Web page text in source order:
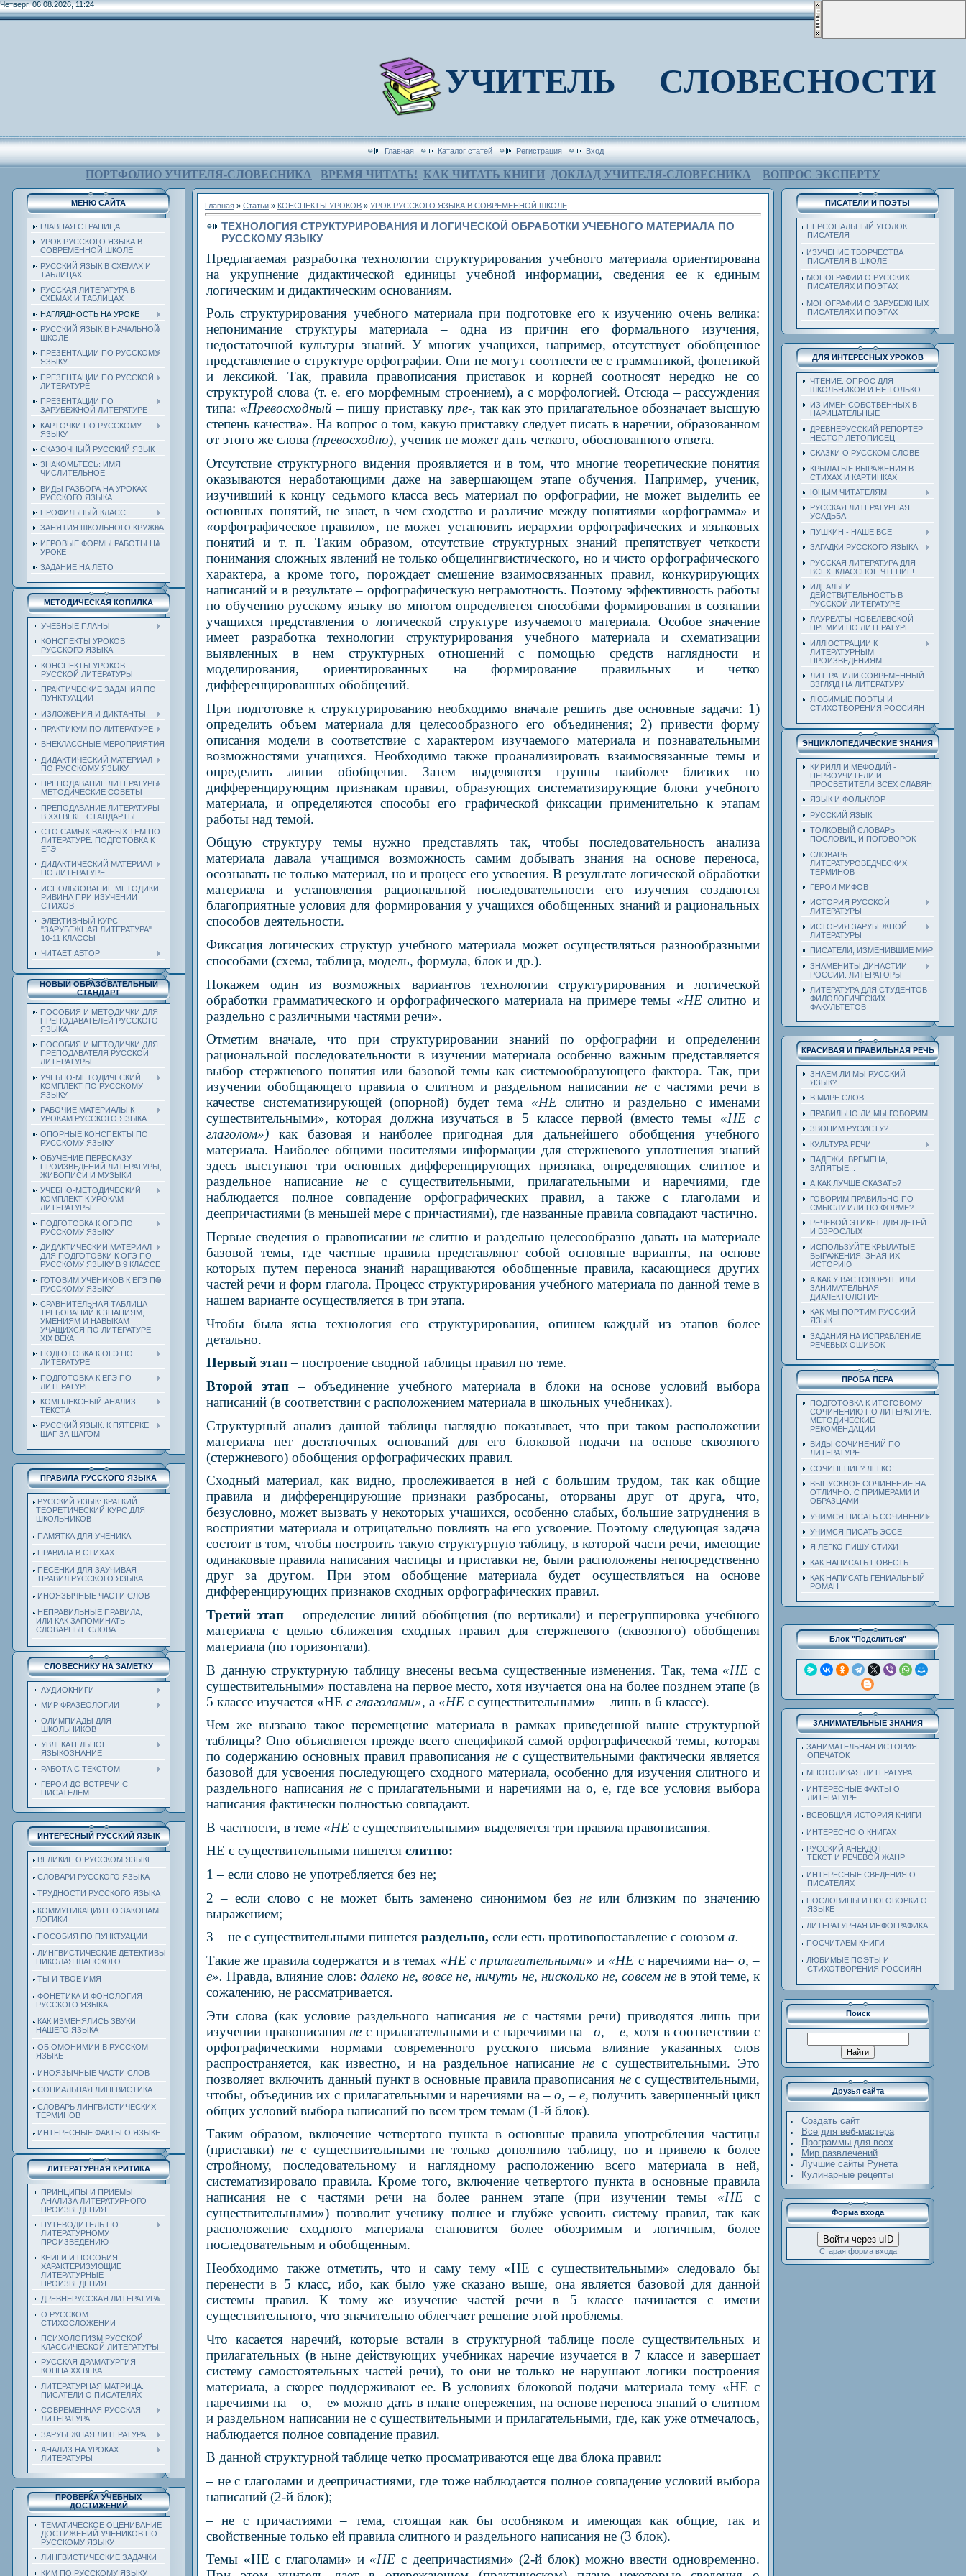
Четверг, 06.08.2026, 11:24
УЧИТЕЛЬ СЛОВЕСНОСТИ
Главная Каталог статей Регистрация Вход
ПОРТФОЛИО УЧИТЕЛЯ-СЛОВЕСНИКА ВРЕМЯ ЧИТАТЬ! КАК ЧИТАТЬ КНИГИ ДОКЛАД УЧИТЕЛЯ-СЛОВЕСНИКА ВОПРОС ЭКСПЕРТУ
МЕНЮ САЙТА
ГЛАВНАЯ СТРАНИЦА
УРОК РУССКОГО ЯЗЫКА В
СОВРЕМЕННОЙ ШКОЛЕ
РУССКИЙ ЯЗЫК В СХЕМАХ И
ТАБЛИЦАХ
РУССКАЯ ЛИТЕРАТУРА В
СХЕМАХ И ТАБЛИЦАХ
НАГЛЯДНОСТЬ НА УРОКЕ
РУССКИЙ ЯЗЫК В НАЧАЛЬНОЙ
ШКОЛЕ
ПРЕЗЕНТАЦИИ ПО РУССКОМУ
ЯЗЫКУ
ПРЕЗЕНТАЦИИ ПО РУССКОЙ
ЛИТЕРАТУРЕ
ПРЕЗЕНТАЦИИ ПО
ЗАРУБЕЖНОЙ ЛИТЕРАТУРЕ
КАРТОЧКИ ПО РУССКОМУ
ЯЗЫКУ
СКАЗОЧНЫЙ РУССКИЙ ЯЗЫК
ЗНАКОМЬТЕСЬ: ИМЯ
ЧИСЛИТЕЛЬНОЕ
ВИДЫ РАЗБОРА НА УРОКАХ
РУССКОГО ЯЗЫКА
ПРОФИЛЬНЫЙ КЛАСС
ЗАНЯТИЯ ШКОЛЬНОГО КРУЖКА
ИГРОВЫЕ ФОРМЫ РАБОТЫ НА
УРОКЕ
ЗАДАНИЕ НА ЛЕТО
МЕТОДИЧЕСКАЯ КОПИЛКА
УЧЕБНЫЕ ПЛАНЫ
КОНСПЕКТЫ УРОКОВ
РУССКОГО ЯЗЫКА
КОНСПЕКТЫ УРОКОВ
РУССКОЙ ЛИТЕРАТУРЫ
ПРАКТИЧЕСКИЕ ЗАДАНИЯ ПО
ПУНКТУАЦИИ
ИЗЛОЖЕНИЯ И ДИКТАНТЫ
ПРАКТИКУМ ПО ЛИТЕРАТУРЕ
ВНЕКЛАССНЫЕ МЕРОПРИЯТИЯ
ДИДАКТИЧЕСКИЙ МАТЕРИАЛ
ПО РУССКОМУ ЯЗЫКУ
ПРЕПОДАВАНИЕ ЛИТЕРАТУРЫ.
МЕТОДИЧЕСКИЕ СОВЕТЫ
ПРЕПОДАВАНИЕ ЛИТЕРАТУРЫ
В XXI ВЕКЕ. СТАНДАРТЫ
СТО САМЫХ ВАЖНЫХ ТЕМ ПО
ЛИТЕРАТУРЕ. ПОДГОТОВКА К
ЕГЭ
ДИДАКТИЧЕСКИЙ МАТЕРИАЛ
ПО ЛИТЕРАТУРЕ
ИСПОЛЬЗОВАНИЕ МЕТОДИКИ
РИВИНА ПРИ ИЗУЧЕНИИ
СТИХОВ
ЭЛЕКТИВНЫЙ КУРС
"ЗАРУБЕЖНАЯ ЛИТЕРАТУРА".
10-11 КЛАССЫ
ЧИТАЕТ АВТОР
НОВЫЙ ОБРАЗОВАТЕЛЬНЫЙ
СТАНДАРТ
ПОСОБИЯ И МЕТОДИЧКИ ДЛЯ
ПРЕПОДАВАТЕЛЕЙ РУССКОГО
ЯЗЫКА
ПОСОБИЯ И МЕТОДИЧКИ ДЛЯ
ПРЕПОДАВАТЕЛЯ РУССКОЙ
ЛИТЕРАТУРЫ
УЧЕБНО-МЕТОДИЧЕСКИЙ
КОМПЛЕКТ ПО РУССКОМУ
ЯЗЫКУ
РАБОЧИЕ МАТЕРИАЛЫ К
УРОКАМ РУССКОГО ЯЗЫКА
ОПОРНЫЕ КОНСПЕКТЫ ПО
РУССКОМУ ЯЗЫКУ
ОБУЧЕНИЕ ПЕРЕСКАЗУ
ПРОИЗВЕДЕНИЙ ЛИТЕРАТУРЫ,
ЖИВОПИСИ И МУЗЫКИ
УЧЕБНО-МЕТОДИЧЕСКИЙ
КОМПЛЕКТ К УРОКАМ
ЛИТЕРАТУРЫ
ПОДГОТОВКА К ОГЭ ПО
РУССКОМУ ЯЗЫКУ
ДИДАКТИЧЕСКИЙ МАТЕРИАЛ
ДЛЯ ПОДГОТОВКИ К ОГЭ ПО
РУССКОМУ ЯЗЫКУ В 9 КЛАССЕ
ГОТОВИМ УЧЕНИКОВ К ЕГЭ ПО
РУССКОМУ ЯЗЫКУ
СРАВНИТЕЛЬНАЯ ТАБЛИЦА
ТРЕБОВАНИЙ К ЗНАНИЯМ,
УМЕНИЯМ И НАВЫКАМ
УЧАЩИХСЯ ПО ЛИТЕРАТУРЕ
ХIХ ВЕКА
ПОДГОТОВКА К ОГЭ ПО
ЛИТЕРАТУРЕ
ПОДГОТОВКА К ЕГЭ ПО
ЛИТЕРАТУРЕ
КОМПЛЕКСНЫЙ АНАЛИЗ
ТЕКСТА
РУССКИЙ ЯЗЫК. К ПЯТЕРКЕ
ШАГ ЗА ШАГОМ
ПРАВИЛА РУССКОГО ЯЗЫКА
РУССКИЙ ЯЗЫК: КРАТКИЙ
ТЕОРЕТИЧЕСКИЙ КУРС ДЛЯ
ШКОЛЬНИКОВ
ПАМЯТКА ДЛЯ УЧЕНИКА
ПРАВИЛА В СТИХАХ
ПЕСЕНКИ ДЛЯ ЗАУЧИВАЯ
ПРАВИЛ РУССКОГО ЯЗЫКА
ИНОЯЗЫЧНЫЕ ЧАСТИ СЛОВ
НЕПРАВИЛЬНЫЕ ПРАВИЛА,
ИЛИ КАК ЗАПОМИНАТЬ
СЛОВАРНЫЕ СЛОВА
СЛОВЕСНИКУ НА ЗАМЕТКУ
АУДИОКНИГИ
МИР ФРАЗЕОЛОГИИ
ОЛИМПИАДЫ ДЛЯ
ШКОЛЬНИКОВ
УВЛЕКАТЕЛЬНОЕ
ЯЗЫКОЗНАНИЕ
РАБОТА С ТЕКСТОМ
ГЕРОИ ДО ВСТРЕЧИ С
ПИСАТЕЛЕМ
ИНТЕРЕСНЫЙ РУССКИЙ ЯЗЫК
ВЕЛИКИЕ О РУССКОМ ЯЗЫКЕ
СЛОВАРИ РУССКОГО ЯЗЫКА
ТРУДНОСТИ РУССКОГО ЯЗЫКА
КОММУНИКАЦИЯ ПО ЗАКОНАМ
ЛОГИКИ
ПОСОБИЯ ПО ПУНКТУАЦИИ
ЛИНГВИСТИЧЕСКИЕ ДЕТЕКТИВЫ
НИКОЛАЯ ШАНСКОГО
ТЫ И ТВОЕ ИМЯ
ФОНЕТИКА И ФОНОЛОГИЯ
РУССКОГО ЯЗЫКА
КАК ИЗМЕНЯЛИСЬ ЗВУКИ
НАШЕГО ЯЗЫКА
ОБ ОМОНИМИИ В РУССКОМ
ЯЗЫКЕ
ИНОЯЗЫЧНЫЕ ЧАСТИ СЛОВ
СОЦИАЛЬНАЯ ЛИНГВИСТИКА
СЛОВАРЬ ЛИНГВИСТИЧЕСКИХ
ТЕРМИНОВ
ИНТЕРЕСНЫЕ ФАКТЫ О ЯЗЫКЕ
ЛИТЕРАТУРНАЯ КРИТИКА
ПРИНЦИПЫ И ПРИЕМЫ
АНАЛИЗА ЛИТЕРАТУРНОГО
ПРОИЗВЕДЕНИЯ
ПУТЕВОДИТЕЛЬ ПО
ЛИТЕРАТУРНОМУ
ПРОИЗВЕДЕНИЮ
КНИГИ И ПОСОБИЯ,
ХАРАКТЕРИЗУЮЩИЕ
ЛИТЕРАТУРНЫЕ
ПРОИЗВЕДЕНИЯ
ДРЕВНЕРУССКАЯ ЛИТЕРАТУРА
О РУССКОМ
СТИХОСЛОЖЕНИИ
ПСИХОЛОГИЗМ РУССКОЙ
КЛАССИЧЕСКОЙ ЛИТЕРАТУРЫ
РУССКАЯ ДРАМАТУРГИЯ
КОНЦА ХХ ВЕКА
ЛИТЕРАТУРНАЯ МАТРИЦА.
ПИСАТЕЛИ О ПИСАТЕЛЯХ
СОВРЕМЕННАЯ РУССКАЯ
ЛИТЕРАТУРА
ЗАРУБЕЖНАЯ ЛИТЕРАТУРА
АНАЛИЗ НА УРОКАХ
ЛИТЕРАТУРЫ
ПРОВЕРКА УЧЕБНЫХ
ДОСТИЖЕНИЙ
ТЕМАТИЧЕСКОЕ ОЦЕНИВАНИЕ
ДОСТИЖЕНИЙ УЧЕНИКОВ ПО
РУССКОМУ ЯЗЫКУ
ЛИНГВИСТИЧЕСКИЕ ЗАДАЧКИ
КИМ ПО РУССКОМУ ЯЗЫКУ
Главная » Статьи » КОНСПЕКТЫ УРОКОВ » УРОК РУССКОГО ЯЗЫКА В СОВРЕМЕННОЙ ШКОЛЕ
ТЕХНОЛОГИЯ СТРУКТУРИРОВАНИЯ И ЛОГИЧЕСКОЙ ОБРАБОТКИ УЧЕБНОГО МАТЕРИАЛА ПО
РУССКОМУ ЯЗЫКУ
Предлагаемая разработка технологии структурирования учебного материала ориентирована
на укрупнение дидактической единицы учебной информации, сведения ее к единым
логическим и дидактическим основаниям.
Роль структурирования учебного материала при подготовке его к изучению очень велика:
непонимание структуры материала – одна из причин его формального изучения,
недостаточной культуры знаний. У многих учащихся, например, отсутствует обобщенное
представление о структуре орфографии. Они не могут соотнести ее с грамматикой, фонетикой
и лексикой. Так, правила правописания приставок и корней соотносят нередко не со
структурой слова (т. е. его морфемным строением), а с морфологией. Отсюда – рассуждения
типа: «Превосходный– пишу приставку пре-, так как это прилагательное обозначает высшую
степень качества». На вопрос о том, какую приставку следует писать в наречии, образованном
от этого же слова (превосходно), ученик не может дать четкого, обоснованного ответа.
Отсутствие структурного видения проявляется и в том, что многие теоретические понятия
оказываются неработающими даже на завершающем этапе обучения. Например, ученик,
изучивший к концу седьмого класса весь материал по орфографии, не может выделить ее
основных понятий, не знает, в чем сходство и различие между понятиями «орфограмма» и
«орфографическое правило», не может установить иерархии орфографических и языковых
понятий и т. п. Таким образом, отсутствие структурных знаний препятствует четкости
понимания сложных явлений не только общелингвистического, но и чисто орфографического
характера, а кроме того, порождает смешение взаимосвязанных правил, конкурирующих
написаний и в результате – орфографическую неграмотность. Поэтому эффективность работы
по обучению русскому языку во многом определяется способами формирования в сознании
учащихся представления о логической структуре изучаемого материала. Особое значение
имеет разработка технологии структурирования учебного материала и схематизации
выявленных в нем структурных отношений с помощью средств наглядности и
моделирования, ориентированных на формирование правильных и четко
дифференцированных обобщений.
При подготовке к структурированию необходимо вначале решить две основные задачи: 1)
определить объем материала для целесообразного его объединения; 2) привести форму
описания модели в соответствие с характером изучаемого материала и познавательными
возможностями учащихся. Необходимо также проанализировать взаимосвязанные темы и
определить линии обобщения. Затем выделяются группы наиболее близких по
дифференцирующим признакам правил, образующих систематизирующие блоки учебного
материала, и определяются способы его графической фиксации применительно к этапам
работы над темой.
Общую структуру темы нужно представлять так, чтобы последовательность анализа
материала давала учащимся возможность самим добывать знания на основе переноса,
осознавать не только материал, но и процесс его усвоения. В результате логической обработки
материала и установления рациональной последовательности его изучения создаются
благоприятные условия для формирования у учащихся обобщенных знаний и рациональных
способов деятельности.
Фиксация логических структур учебного материала может осуществляться разнообразными
способами (схема, таблица, модель, формула, блок и др.).
Покажем один из возможных вариантов технологии структурирования и логической
обработки грамматического и орфографического материала на примере темы «НЕслитно и
раздельно с различными частями речи».
Отметим вначале, что при структурировании знаний по орфографии и определении
рациональной последовательности в изучении материала особенно важным представляется
выбор стержневого понятия или базовой темы как системообразующего фактора. Так, при
изучении обобщающего правила о слитном и раздельном написаниине с частями речи в
качестве систематизирующей (опорной) будет тема «НЕ слитно и раздельно с именами
существительными», которая должна изучаться в 5 классе первой (вместо темы «НЕ с
глаголом»)как базовая и наиболее пригодная для дальнейшего обобщения учебного
материала. Наиболее общими носителями информации для стержневого уплотнения знаний
здесь выступают три основных дифференцирующих признака, определяющих слитное и
раздельное написание не с существительными, прилагательными и наречиями, где
наблюдается полное совпадение орфографических правил, а также с глаголами и
деепричастиями (в меньшей мере с причастиями), где названные правила совпадают частично.
Первые сведения о правописании не слитно и раздельно целесообразно давать на материале
базовой темы, где частные правила представляют собой основные варианты, на основе
которых путем переноса знаний наращиваются обобщенные правила, касающиеся других
частей речи и форм глагола. Процесс структурирования учебного материала по данной теме в
нашем варианте осуществляется в три этапа.
Чтобы была ясна технология его структурирования, опишем каждый из этапов более
детально.
Первый этап– построение сводной таблицы правил по теме.
Второй этап– объединение учебного материала в блоки на основе условий выбора
написаний (в соответствии с расположением материала в школьных учебниках).
Структурный анализ данной таблицы наглядно показывает, что при таком расположении
материала нет достаточных оснований для его блоковой подачи на основе сквозного
(стержневого) обобщения орфографических правил.
Сходный материал, как видно, прослеживается в ней с большим трудом, так как общие
правила и дифференцирующие признаки разбросаны, оторваны друг от друга, что,
безусловно, может вызвать у некоторых учащихся, особенно слабых, большие затруднения в
восприятии материала и отрицательно повлиять на его усвоение. Поэтому следующая задача
состоит в том, чтобы построить такую структурную таблицу, в которой части речи, имеющие
одинаковые правила написания частицы и приставки не, были расположены непосредственно
друг за другом. При этом обобщение материала будет осуществляться на основе
дифференцирующих признаков сходных орфографических правил.
Третий этап– определение линий обобщения (по вертикали) и перегруппировка учебного
материала с целью сближения сходных правил для стержневого (сквозного) обобщения
материала (по горизонтали).
В данную структурную таблицу внесены весьма существенные изменения. Так, тема «НЕс
существительными» поставлена на первое место, хотя изучается она на более позднем этапе (в
5 классе изучается «НЕ с глаголами», а «НЕ с существительными» – лишь в 6 классе).
Чем же вызвано такое перемещение материала в рамках приведенной выше структурной
таблицы? Оно объясняется прежде всего спецификой самой орфографической темы, которая
по содержанию основных правил правописания не с существительными фактически является
базовой для усвоения последующего сходного материала, особенно для изучения слитного и
раздельного написания не с прилагательными и наречиями на о, е, где все условия выбора
написания фактически полностью совпадают.
В частности, в теме «НЕ с существительными» выделяется три правила правописания.
НЕ с существительными пишется слитно:
1 – если слово не употребляется без не;
2 – если слово с не может быть заменено синонимом безнеили близким по значению
выражением;
3 – не с существительными пишется раздельно, если есть противопоставление с союзом а.
Такие же правила содержатся и в темах «НЕ с прилагательными» и «НЕ с наречиями на– о, –
е».Правда, влияние слов: далеко не, вовсе не, ничуть не, нисколько не, совсем нев этой теме, к
сожалению, не рассматривается.
Эти слова (как условие раздельного написания нес частями речи) приводятся лишь при
изучении правописаниянес прилагательными и с наречиями на– о, – е,хотя в соответствии с
орфографическими нормами современного русского письма влияние указанных слов
распространяется, как известно, и на раздельное написание не с существительными. Это
позволяет включить данный пункт в основные правила правописания нес существительными,
чтобы, объединив их с прилагательными и наречиями на– о, – е, получить завершенный цикл
общих условий выбора написаний по всем трем темам (1-й блок).
Таким образом, включение четвертого пункта в основные правила употребления частицы
(приставки) не с существительными не только дополнило таблицу, но и привело к более
стройному, последовательному и наглядному расположению всего материала в ней,
систематизировало правила. Кроме того, включение четвертого пункта в основные правила
написания не с частями речи на более раннем этапе (при изучении темы «НЕс
существительными») позволит ученику полнее и глубже усвоить систему правил, так как
расположение сходного материала становится более обозримым и логичным, более
последовательным и обобщенным.
Необходимо также отметить, что и саму тему «НЕ с существительными» следовало бы
перенести в 5 класс, ибо, как было уже сказано выше, она является базовой для данной
системы правил. К тому же изучение частей речи в 5 классе начинается с имени
существительного, что значительно облегчает решение этой проблемы.
Что касается наречий, которые встали в структурной таблице после существительных и
прилагательных (в ныне действующих учебниках наречие изучается в 7 классе и завершает
систему самостоятельных частей речи), то они не только не нарушают логики построения
материала, а скорее поддерживают ее. В условиях блоковой подачи материала тему «НЕ с
наречиями на – о, – е» можно дать в плане опережения, на основе переноса знаний о слитном
и раздельном написании не с существительными и прилагательными, где, как уже отмечалось,
наблюдается полное совпадение правил.
В данной структурной таблице четко просматриваются еще два блока правил:
– не с глаголами и деепричастиями, где тоже наблюдается полное совпадение условий выбора
написаний (2-й блок);
– не с причастиями – тема, стоящая как бы особняком и имеющая как общие, так и
свойственные только ей правила слитного и раздельного написания не (3 блок).
Темы «НЕ с глаголами» и «НЕс деепричастиями» (2-й блок) можно ввести одновременно.
ПИСАТЕЛИ И ПОЭТЫ
ПЕРСОНАЛЬНЫЙ УГОЛОК
ПИСАТЕЛЯ
ИЗУЧЕНИЕ ТВОРЧЕСТВА
ПИСАТЕЛЯ В ШКОЛЕ
МОНОГРАФИИ О РУССКИХ
ПИСАТЕЛЯХ И ПОЭТАХ
МОНОГРАФИИ О ЗАРУБЕЖНЫХ
ПИСАТЕЛЯХ И ПОЭТАХ
ДЛЯ ИНТЕРЕСНЫХ УРОКОВ
ЧТЕНИЕ. ОПРОС ДЛЯ
ШКОЛЬНИКОВ И НЕ ТОЛЬКО
ИЗ ИМЕН СОБСТВЕННЫХ В
НАРИЦАТЕЛЬНЫЕ
ДРЕВНЕРУССКИЙ РЕПОРТЕР
НЕСТОР ЛЕТОПИСЕЦ
СКАЗКИ О РУССКОМ СЛОВЕ
КРЫЛАТЫЕ ВЫРАЖЕНИЯ В
СТИХАХ И КАРТИНКАХ
ЮНЫМ ЧИТАТЕЛЯМ
РУССКАЯ ЛИТЕРАТУРНАЯ
УСАДЬБА
ПУШКИН - НАШЕ ВСЕ
ЗАГАДКИ РУССКОГО ЯЗЫКА
РУССКАЯ ЛИТЕРАТУРА ДЛЯ
ВСЕХ. КЛАССНОЕ ЧТЕНИЕ!
ИДЕАЛЫ И
ДЕЙСТВИТЕЛЬНОСТЬ В
РУССКОЙ ЛИТЕРАТУРЕ
ЛАУРЕАТЫ НОБЕЛЕВСКОЙ
ПРЕМИИ ПО ЛИТЕРАТУРЕ
ИЛЛЮСТРАЦИИ К
ЛИТЕРАТУРНЫМ
ПРОИЗВЕДЕНИЯМ
ЛИТ-РА, ИЛИ СОВРЕМЕННЫЙ
ВЗГЛЯД НА ЛИТЕРАТУРУ
ЛЮБИМЫЕ ПОЭТЫ И
СТИХОТВОРЕНИЯ РОССИЯН
ЭНЦИКЛОПЕДИЧЕСКИЕ ЗНАНИЯ
КИРИЛЛ И МЕФОДИЙ -
ПЕРВОУЧИТЕЛИ И
ПРОСВЕТИТЕЛИ ВСЕХ СЛАВЯН
ЯЗЫК И ФОЛЬКЛОР
РУССКИЙ ЯЗЫК
ТОЛКОВЫЙ СЛОВАРЬ
ПОСЛОВИЦ И ПОГОВОРОК
СЛОВАРЬ
ЛИТЕРАТУРОВЕДЧЕСКИХ
ТЕРМИНОВ
ГЕРОИ МИФОВ
ИСТОРИЯ РУССКОЙ
ЛИТЕРАТУРЫ
ИСТОРИЯ ЗАРУБЕЖНОЙ
ЛИТЕРАТУРЫ
ПИСАТЕЛИ, ИЗМЕНИВШИЕ МИР
ЗНАМЕНИТЫ ДИНАСТИИ
РОССИИ. ЛИТЕРАТОРЫ
ЛИТЕРАТУРА ДЛЯ СТУДЕНТОВ
ФИЛОЛОГИЧЕСКИХ
ФАКУЛЬТЕТОВ
КРАСИВАЯ И ПРАВИЛЬНАЯ РЕЧЬ
ЗНАЕМ ЛИ МЫ РУССКИЙ
ЯЗЫК?
В МИРЕ СЛОВ
ПРАВИЛЬНО ЛИ МЫ ГОВОРИМ
ЗВОНИМ РУСИСТУ?
КУЛЬТУРА РЕЧИ
ПАДЕЖИ, ВРЕМЕНА,
ЗАПЯТЫЕ...
А КАК ЛУЧШЕ СКАЗАТЬ?
ГОВОРИМ ПРАВИЛЬНО ПО
СМЫСЛУ ИЛИ ПО ФОРМЕ?
РЕЧЕВОЙ ЭТИКЕТ ДЛЯ ДЕТЕЙ
И ВЗРОСЛЫХ
ИСПОЛЬЗУЙТЕ КРЫЛАТЫЕ
ВЫРАЖЕНИЯ, ЗНАЯ ИХ
ИСТОРИЮ
А КАК У ВАС ГОВОРЯТ, ИЛИ
ЗАНИМАТЕЛЬНАЯ
ДИАЛЕКТОЛОГИЯ
КАК МЫ ПОРТИМ РУССКИЙ
ЯЗЫК
ЗАДАНИЯ НА ИСПРАВЛЕНИЕ
РЕЧЕВЫХ ОШИБОК
ПРОБА ПЕРА
ПОДГОТОВКА К ИТОГОВОМУ
СОЧИНЕНИЮ ПО ЛИТЕРАТУРЕ.
МЕТОДИЧЕСКИЕ
РЕКОМЕНДАЦИИ
ВИДЫ СОЧИНЕНИЙ ПО
ЛИТЕРАТУРЕ
СОЧИНЕНИЕ? ЛЕГКО!
ВЫПУСКНОЕ СОЧИНЕНИЕ НА
ОТЛИЧНО. С ПРИМЕРАМИ И
ОБРАЗЦАМИ
УЧИМСЯ ПИСАТЬ СОЧИНЕНИЕ
УЧИМСЯ ПИСАТЬ ЭССЕ
Я ЛЕГКО ПИШУ СТИХИ
КАК НАПИСАТЬ ПОВЕСТЬ
КАК НАПИСАТЬ ГЕНИАЛЬНЫЙ
РОМАН
Блок "Поделиться"
ЗАНИМАТЕЛЬНЫЕ ЗНАНИЯ
ЗАНИМАТЕЛЬНАЯ ИСТОРИЯ
ОПЕЧАТОК
МНОГОЛИКАЯ ЛИТЕРАТУРА
ИНТЕРЕСНЫЕ ФАКТЫ О
ЛИТЕРАТУРЕ
ВСЕОБЩАЯ ИСТОРИЯ КНИГИ
ИНТЕРЕСНО О КНИГАХ
РУССКИЙ АНЕКДОТ.
ТЕКСТ И РЕЧЕВОЙ ЖАНР
ИНТЕРЕСНЫЕ СВЕДЕНИЯ О
ПИСАТЕЛЯХ
ПОСЛОВИЦЫ И ПОГОВОРКИ О
ЯЗЫКЕ
ЛИТЕРАТУРНАЯ ИНФОГРАФИКА
ПОСЧИТАЕМ КНИГИ
ЛЮБИМЫЕ ПОЭТЫ И
СТИХОТВОРЕНИЯ РОССИЯН
Поиск
Друзья сайта
Создать сайт
Все для веб-мастера
Программы для всех
Мир развлечений
Лучшие сайты Рунета
Кулинарные рецепты
Форма входа
Войти через uID
Старая форма входа